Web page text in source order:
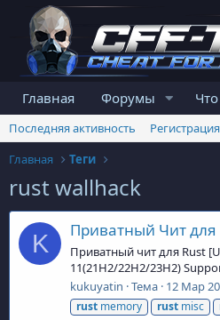
Главная Форумы
Последняя активность
Регистрация
Главная
Теги
rust wallhack
K Приватный Чит
Приватный чит для Rust
11(21H2/22H2/23H2)
kukuyatin Тема 12 Мар
rust memory rust misc